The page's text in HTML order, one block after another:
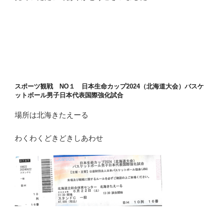
スポーツ観戦 NO１ 日本生命カップ2024（北海道大会）バスケ
ットボール男子日本代表国際強化試合
場所は北海きたえーる
わくわくどきどきしあわせ